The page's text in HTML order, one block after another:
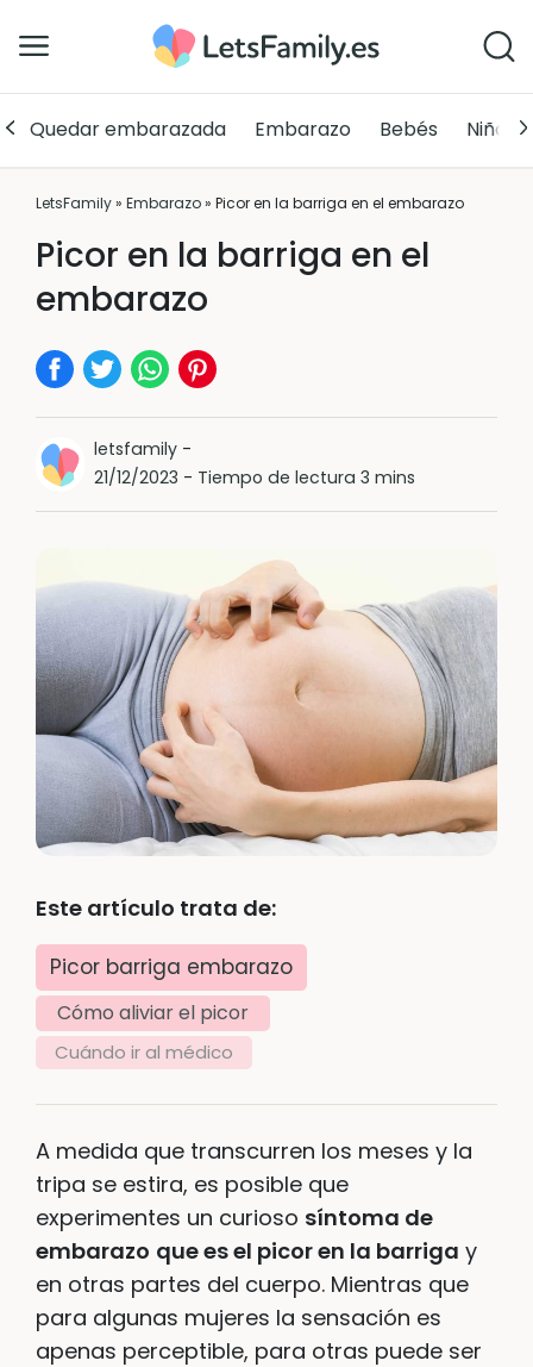
Quedar embarazada Embarazo Bebés Niños
LetsFamily» Embarazo» Picor en la barriga en el embarazo
Picor en la barriga en el
embarazo
letsfamily-
21/12/2023 - Tiempo de lectura 3 mins
Este artículo trata de:
Picor barriga embarazo
Cómo aliviar el picor
Cuándo ir al médico
A medida que transcurren los meses y la
tripa se estira, es posible que
experimentes un curioso síntoma de
embarazo que es el picor en la barriga y
en otras partes del cuerpo. Mientras que
para algunas mujeres la sensación es
apenas perceptible, para otras puede ser